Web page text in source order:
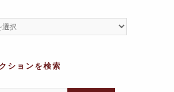
ションを検索